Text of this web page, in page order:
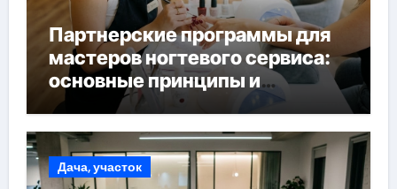
Партнерские программы для
мастеров ногтевого сервиса:
основные принципы и
форматы участия
Дача, участок